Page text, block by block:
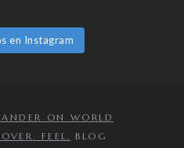
en Instagram
ON WORLD
FEEL. BLOG